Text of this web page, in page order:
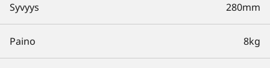
Syvyys 280mm
Paino 8kg